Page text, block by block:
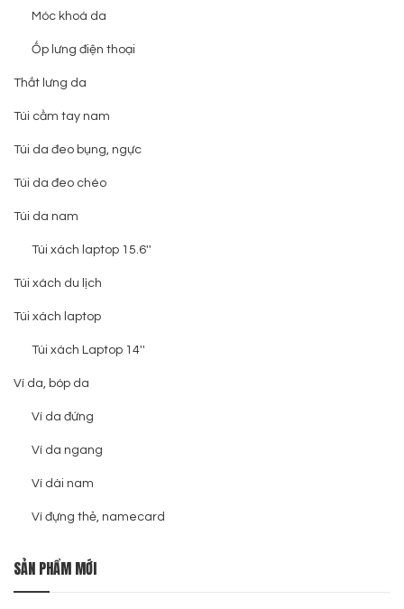
Móc khoá da
Ốp lưng điện thoại
Thắt lưng da
Túi cầm tay nam
Túi da đeo bụng, ngực
Túi da đeo chéo
Túi da nam
Túi xách laptop 15.6''
Túi xách du lịch
Túi xách laptop
Túi xách Laptop 14''
Ví da, bóp da
Ví da đứng
Ví da ngang
Ví dài nam
Ví đựng thẻ, namecard
SẢN PHẨM MỚI